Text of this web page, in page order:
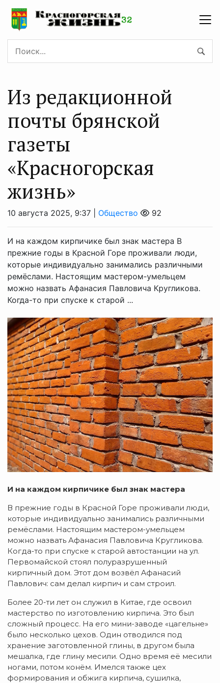
Из редакционной
почты брянской
газеты
«Красногорская
жизнь»
10 августа 2025, 9:37 | Общество 92
И на каждом кирпичике был знак мастера В
прежние годы в Красной Горе проживали люди,
которые индивидуально занимались различными
ремёслами. Настоящим мастером-умельцем
можно назвать Афанасия Павловича Кругликова.
Когда-то при спуске к старой ...
И на каждом кирпичике был знак мастера
В прежние годы в Красной Горе проживали люди,
которые индивидуально занимались различными
ремёслами. Настоящим мастером-умельцем
можно назвать Афанасия Павловича Кругликова.
Когда-то при спуске к старой автостанции на ул.
Первомайской стоял полуразрушенный
кирпичный дом. Этот дом возвёл Афанасий
Павлович: сам делал кирпич и сам строил.
Более 20-ти лет он служил в Китае, где освоил
мастерство по изготовлению кирпича. Это был
сложный процесс. На его мини-заводе «цагельне»
было несколько цехов. Один отводился под
хранение заготовленной глины, в другом была
мешалка, где глину месили. Одно время её месили
ногами, потом конём. Имелся также цех
формирования и обжига кирпича, сушилка,